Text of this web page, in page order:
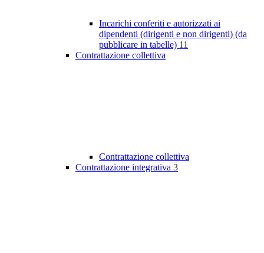
Incarichi conferiti e autorizzati ai
dipendenti (dirigenti e non dirigenti) (da
pubblicare in tabelle) 11
Contrattazione collettiva
Contrattazione collettiva
Contrattazione integrativa 3